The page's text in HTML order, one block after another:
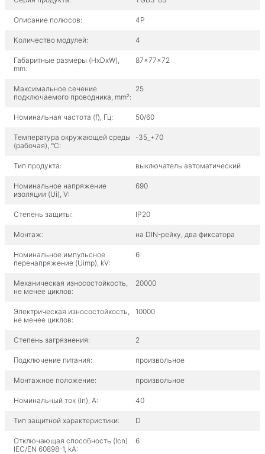
Описание полюсов: 4P
Количество модулей: 4
Габаритные размеры (HxDxW),
mm:
87x77x72
Максимальное сечение
подключаемого проводника, mm²:
25
Номинальная частота (f), Гц: 50/60
Температура окружающей среды
(рабочая), °С:
-35_+70
Тип продукта: выключатель автоматический
Номинальное напряжение
изоляции (Ui), V:
690
Степень защиты: IP20
Монтаж: на DIN-рейку, два фиксатора
Номинальное импульсное
перенапряжение (Uimp), kV:
6
Механическая износостойкость,
не менее циклов:
20000
Электрическая износостойкость,
не менее циклов:
10000
Степень загрязнения: 2
Подключение питания: произвольное
Монтажное положение: произвольное
Номинальный ток (In), A: 40
Тип защитной характеристики: D
Отключающая способность (Icn)
IEC/EN 60898-1, kA:
6